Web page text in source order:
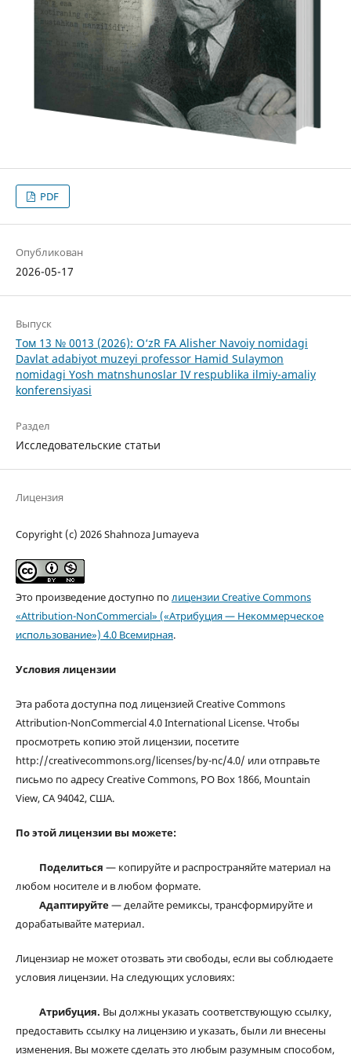
PDF
Опубликован
2026-05-17
Выпуск
Том 13 № 0013 (2026): O‘zR FA Alisher Navoiy nomidagi
Davlat adabiyot muzeyi professor Hamid Sulaymon
nomidagi Yosh matnshunoslar IV respublika ilmiy-amaliy
konferensiyasi
Раздел
Исследовательские статьи
Лицензия
Copyright (c) 2026 Shahnoza Jumayeva
Это произведение доступно полицензии Creative Commons
«Attribution-NonCommercial» («Атрибуция — Некоммерческое
использование») 4.0 Всемирная.
Условия лицензии
Эта работа доступна под лицензией Creative Commons
Attribution-NonCommercial 4.0 International License. Чтобы
просмотреть копию этой лицензии, посетите
http://creativecommons.org/licenses/by-nc/4.0/ или отправьте
письмо по адресу Creative Commons, PO Box 1866, Mountain
View, CA 94042, США.
По этой лицензии вы можете:
Поделиться — копируйте и распространяйте материал на
любом носителе и в любом формате.
Адаптируйте— делайте ремиксы, трансформируйте и
дорабатывайте материал.
Лицензиар не может отозвать эти свободы, если вы соблюдаете
условия лицензии. На следующих условиях:
Атрибуция. Вы должны указать соответствующую ссылку,
предоставить ссылку на лицензию и указать, были ли внесены
изменения. Вы можете сделать это любым разумным способом,